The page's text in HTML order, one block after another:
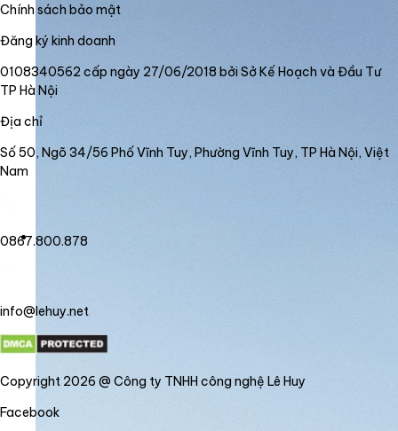
Chính sách bảo mật
Đăng ký kinh doanh
0108340562 cấp ngày 27/06/2018 bởi Sở Kế Hoạch và Đầu Tư
TP Hà Nội
Địa chỉ
Số 50, Ngõ 34/56 Phố Vĩnh Tuy, Phường Vĩnh Tuy, TP Hà Nội, Việt
Nam
0867.800.878
info@lehuy.net
Copyright 2026 @ Công ty TNHH công nghệ Lê Huy
Facebook